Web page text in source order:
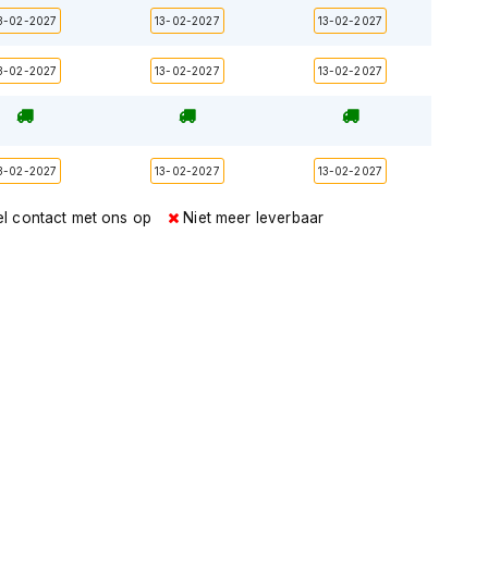
02-2027 13-02-2027 13-02-2027
02-2027 13-02-2027 13-02-2027
02-2027 13-02-2027 13-02-2027
contact met ons op Niet meer leverbaar